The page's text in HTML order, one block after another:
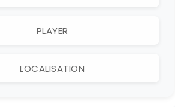
PLAYER
LOCALISATION